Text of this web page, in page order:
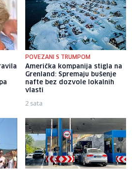
POVEZANI S TRUMPOM
Američka kompanija stigla na
Grenland: Spremaju bušenje
nafte bez dozvole lokalnih
vlasti
2 sata